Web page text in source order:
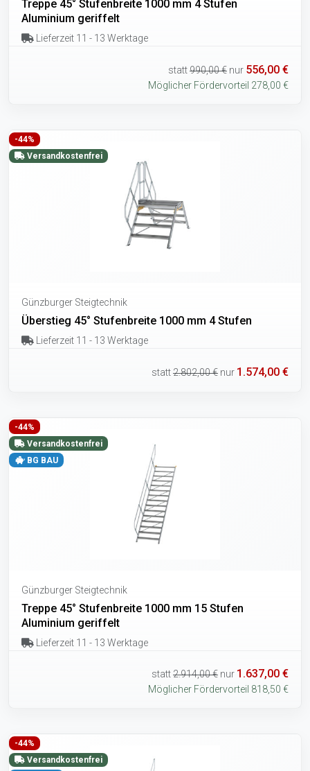
Treppe 45° Stufenbreite 1000 mm 4 Stufen
Aluminium geriffelt
Lieferzeit 11 - 13 Werktage
statt990,00 € nur 556,00 €
Möglicher Fördervorteil 278,00 €
-44%
Versandkostenfrei
Günzburger Steigtechnik
Überstieg 45° Stufenbreite 1000 mm 4 Stufen
Lieferzeit 11 - 13 Werktage
statt2.802,00 € nur 1.574,00 €
-44%
Versandkostenfrei
BG BAU
Günzburger Steigtechnik
Treppe 45° Stufenbreite 1000 mm 15 Stufen
Aluminium geriffelt
Lieferzeit 11 - 13 Werktage
statt2.914,00 € nur 1.637,00 €
Möglicher Fördervorteil 818,50 €
-44%
Versandkostenfrei